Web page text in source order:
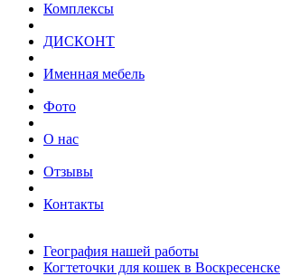
Комплексы
ДИСКОНТ
Именная мебель
Фото
О нас
Отзывы
Контакты
География нашей работы
Когтеточки для кошек в Воскресенске